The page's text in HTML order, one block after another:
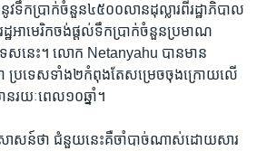
ទឹកប្រាក់​ចំនួន​៤៥០០លាន​ដុល្លារ​ពី​រដ្ឋាភិបាល​
អាមេរិកចង់​ផ្តល់​ទឹកប្រាក់​ចំនួន​ប្រមាណ​
ស​នេះ។ លោក Netanyahu បាន​មាន​
ប្រទេស​ទាំង​២​កំពុង​តែ​សម្រេចចុង​ក្រោយ​លើ​
ន​រយៈ​ពេល​១០​ឆ្នាំ។
ាសន៍​ថា ជំនួយ​នេះ​គឺ​ចាំបាច់​ណាស់​ដោយ​សារ​